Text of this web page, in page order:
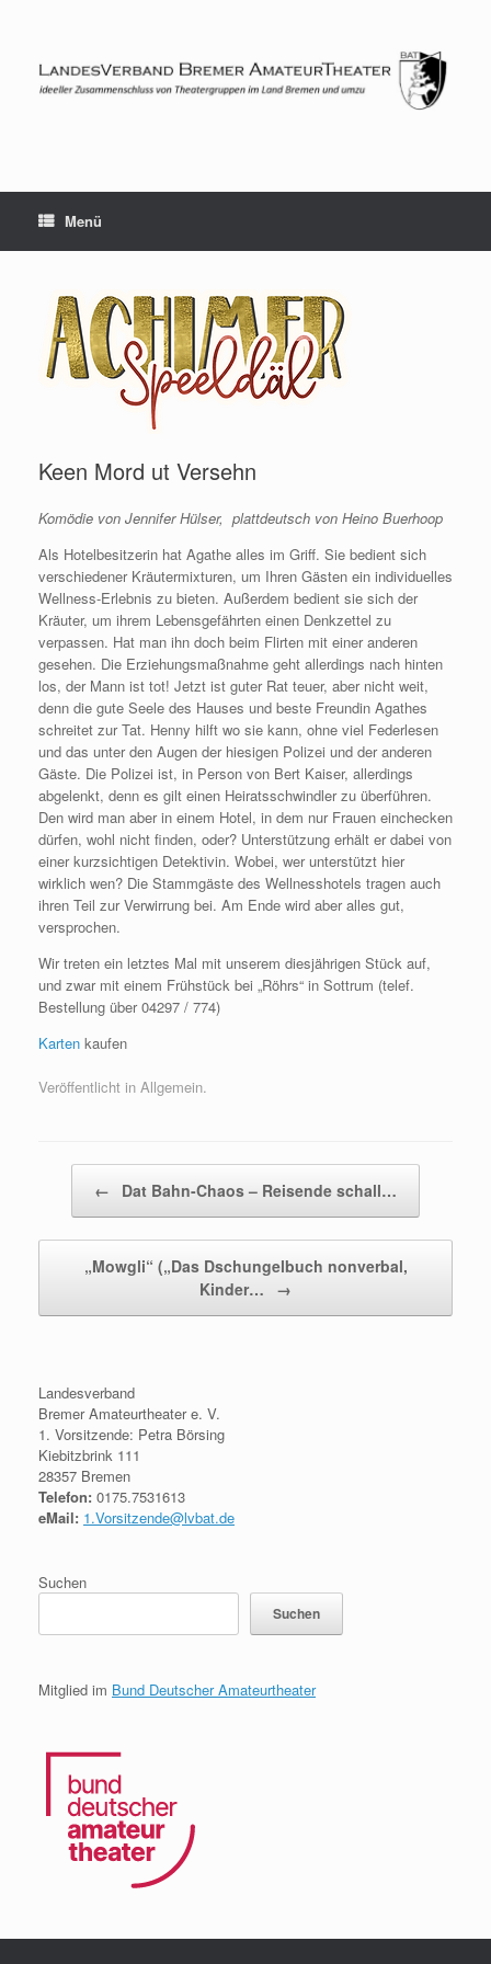
Menü
Keen Mord ut Versehn
Komödie von Jennifer Hülser, plattdeutsch von Heino Buerhoop
Als Hotelbesitzerin hat Agathe alles im Griff. Sie bedient sich
verschiedener Kräutermixturen, um Ihren Gästen ein individuelles
Wellness-Erlebnis zu bieten. Außerdem bedient sie sich der
Kräuter, um ihrem Lebensgefährten einen Denkzettel zu
verpassen. Hat man ihn doch beim Flirten mit einer anderen
gesehen. Die Erziehungsmaßnahme geht allerdings nach hinten
los, der Mann ist tot! Jetzt ist guter Rat teuer, aber nicht weit,
denn die gute Seele des Hauses und beste Freundin Agathes
schreitet zur Tat. Henny hilft wo sie kann, ohne viel Federlesen
und das unter den Augen der hiesigen Polizei und der anderen
Gäste. Die Polizei ist, in Person von Bert Kaiser, allerdings
abgelenkt, denn es gilt einen Heiratsschwindler zu überführen.
Den wird man aber in einem Hotel, in dem nur Frauen einchecken
dürfen, wohl nicht finden, oder? Unterstützung erhält er dabei von
einer kurzsichtigen Detektivin. Wobei, wer unterstützt hier
wirklich wen? Die Stammgäste des Wellnesshotels tragen auch
ihren Teil zur Verwirrung bei. Am Ende wird aber alles gut,
versprochen.
Wir treten ein letztes Mal mit unserem diesjährigen Stück auf,
und zwar mit einem Frühstück bei „Röhrs“ in Sottrum (telef.
Bestellung über 04297 / 774)
Karten kaufen
Veröffentlicht in Allgemein.
← Dat Bahn-Chaos – Reisende schall…
„Mowgli“ („Das Dschungelbuch nonverbal,
Kinder…
→
Landesverband
Bremer Amateurtheater e. V.
1. Vorsitzende: Petra Börsing
Kiebitzbrink 111
28357 Bremen
Telefon: 0175.7531613
eMail: 1.Vorsitzende@lvbat.de
Suchen
Suchen
Mitglied im Bund Deutscher Amateurtheater